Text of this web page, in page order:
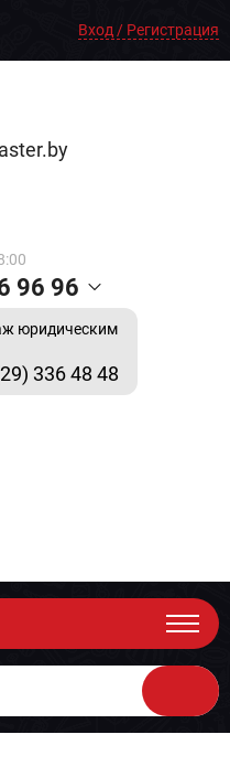
Вход / Регистрация
96 96
юридическим
336 48 48